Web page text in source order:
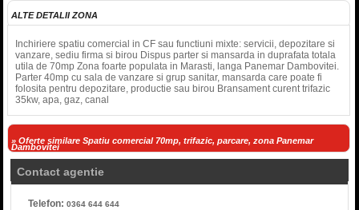
ALTE DETALII ZONA
Inchiriere spatiu comercial in CF sau functiuni mixte: servicii, depozitare si
vanzare, sediu firma si birou Dispus parter si mansarda in duprafata totala
utila de 70mp Zona foarte populata in Marasti, langa Panemar Dambovitei.
Parter 40mp cu sala de vanzare si grup sanitar, mansarda care poate fi
folosita pentru depozitare, productie sau birou Bransament curent trifazic
35kw, apa, gaz, canal
» Oferte similare Spatiu comercial 70mp, trifazic, parcare, zona Panemar
Dambovitei
Contact agentie
Telefon:0364 644 644